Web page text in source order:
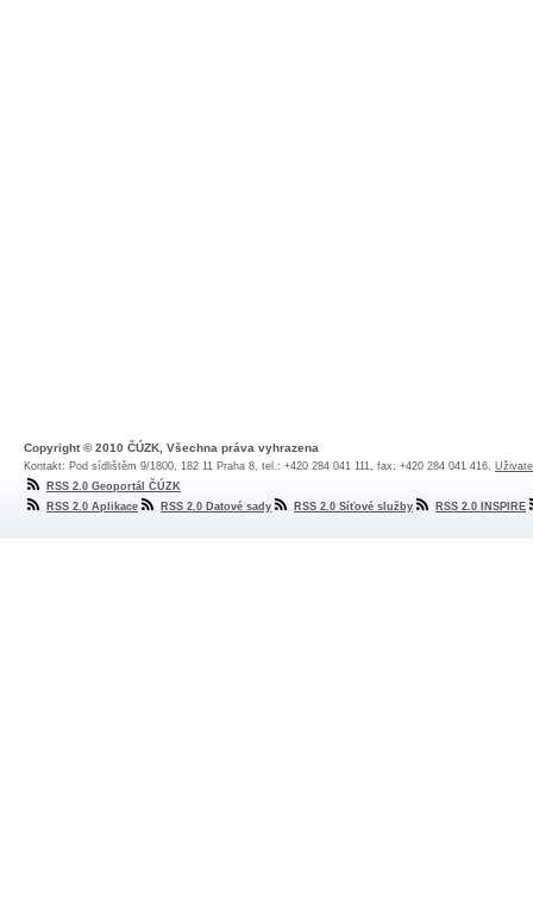
Copyright © 2010 ČÚZK, Všechna práva vyhrazena
Kontakt: Pod sídlištěm 9/1800, 182 11 Praha 8, tel.: +420 284 041 111, fax: +420 284 041 416,
RSS 2.0 Geoportál ČÚZK
RSS 2.0 Aplikace
RSS 2.0 Datové sady RSS 2.0 Síťové služby RSS 2.0 INSPIRE